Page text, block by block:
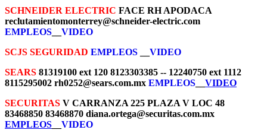
SCHNEIDER ELECTRIC FACE RH APODACA
reclutamientomonterrey@schneider-electric.com
EMPLEOS
VIDEO
SCJS SEGURIDAD EMPLEOS
VIDEO
SEARS 81319100 ext 120 8123303385 -- 12240750 ext 1112
8115295002 rh0252@sears.com.mx EMPLEOS
VIDEO
SECURITAS V CARRANZA 225 PLAZA V LOC 48
83468850 83468870 diana.ortega@securitas.com.mx
EMPLEOS
VIDEO